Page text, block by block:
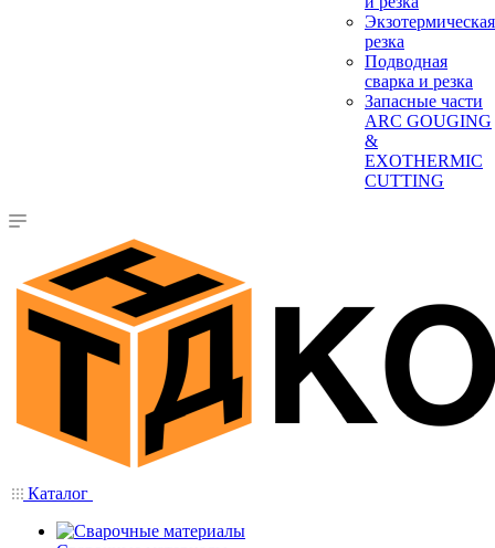
Экзотермическая
резка
Подводная
сварка и резка
Запасные части
ARC GOUGING
&
EXOTHERMIC
CUTTING
Каталог